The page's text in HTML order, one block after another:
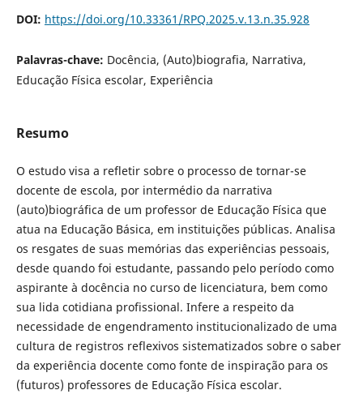
DOI: https://doi.org/10.33361/RPQ.2025.v.13.n.35.928
Palavras-chave: Docência, (Auto)biografia, Narrativa,
Educação Física escolar, Experiência
Resumo
O estudo visa a refletir sobre o processo de tornar-se
docente de escola, por intermédio da narrativa
(auto)biográfica de um professor de Educação Física que
atua na Educação Básica, em instituições públicas. Analisa
os resgates de suas memórias das experiências pessoais,
desde quando foi estudante, passando pelo período como
aspirante à docência no curso de licenciatura, bem como
sua lida cotidiana profissional. Infere a respeito da
necessidade de engendramento institucionalizado de uma
cultura de registros reflexivos sistematizados sobre o saber
da experiência docente como fonte de inspiração para os
(futuros) professores de Educação Física escolar.